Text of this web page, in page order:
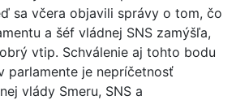
sa včera objavili správy o tom, čo
a šéf vládnej SNS zamýšľa,
vtip. Schválenie aj tohto bodu
parlamente je nepríčetnosť
vlády Smeru, SNS a